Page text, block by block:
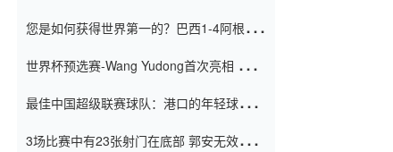
您是如何获得世界第一的？巴西1-4阿根
世界杯预选赛-Wang Yudong首次亮相 中国
最佳中国超级联赛球队：港口的年轻球员在
（Taishan）
3场比赛中有23张射门在底部 郭安无效传球